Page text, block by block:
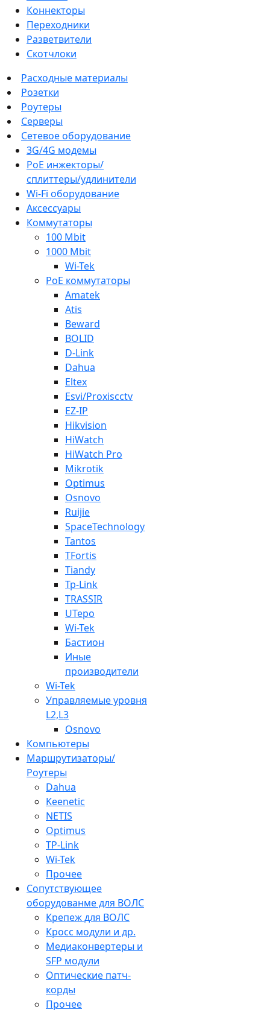
Коннекторы
Переходники
Разветвители
Скотчлоки
Расходные материалы
Розетки
Роутеры
Серверы
Сетевое оборудование
3G/4G модемы
PoE инжекторы/
сплиттеры/удлинители
Wi-Fi оборудование
Аксессуары
Коммутаторы
100 Mbit
1000 Mbit
Wi-Tek
PoE коммутаторы
Amatek
Atis
Beward
BOLID
D-Link
Dahua
Eltex
Esvi/Proxiscctv
EZ-IP
Hikvision
HiWatch
HiWatch Pro
Mikrotik
Optimus
Osnovo
Ruijie
SpaceTechnology
Tantos
TFortis
Tiandy
Tp-Link
TRASSIR
UTepo
Wi-Tek
Бастион
Иные
производители
Wi-Tek
Управляемые уровня
L2,L3
Osnovo
Компьютеры
Маршрутизаторы/
Роутеры
Dahua
Keenetic
NETIS
Optimus
TP-Link
Wi-Tek
Прочее
Сопутствующее
оборудованме для ВОЛС
Крепеж для ВОЛС
Кросс модули и др.
Медиаконвертеры и
SFP модули
Оптические патч-
корды
Прочее